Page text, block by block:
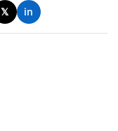
𝕏 in